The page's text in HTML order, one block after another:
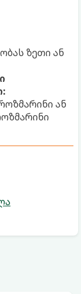
ზეთი ან
ან